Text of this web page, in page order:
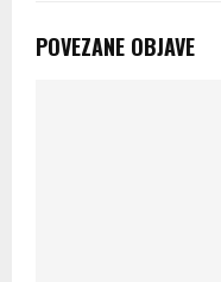
POVEZANE OBJAVE